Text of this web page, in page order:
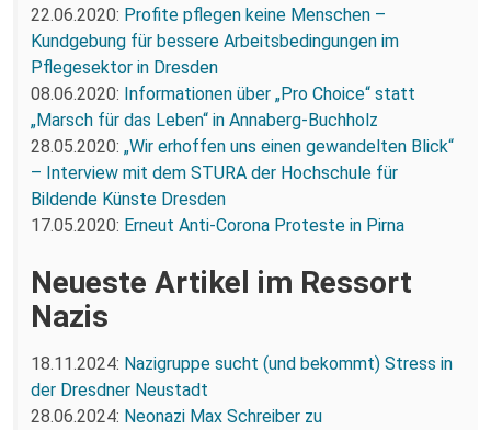
22.06.2020: Profite pflegen keine Menschen –
Kundgebung für bessere Arbeitsbedingungen im
Pflegesektor in Dresden
08.06.2020: Informationen über „Pro Choice“ statt
„Marsch für das Leben“ in Annaberg-Buchholz
28.05.2020: „Wir erhoffen uns einen gewandelten Blick“
– Interview mit dem STURA der Hochschule für
Bildende Künste Dresden
17.05.2020: Erneut Anti-Corona Proteste in Pirna
Neueste Artikel im Ressort
Nazis
18.11.2024: Nazigruppe sucht (und bekommt) Stress in
der Dresdner Neustadt
28.06.2024: Neonazi Max Schreiber zu